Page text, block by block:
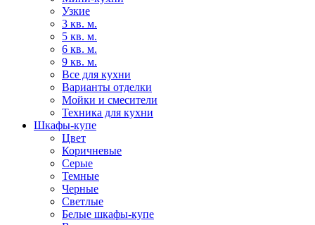
Узкие
3 кв. м.
5 кв. м.
6 кв. м.
9 кв. м.
Все для кухни
Варианты отделки
Мойки и смесители
Техника для кухни
Шкафы-купе
Цвет
Коричневые
Серые
Темные
Черные
Светлые
Белые шкафы-купе